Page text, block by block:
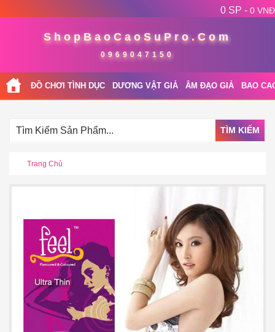
0 SP - 0 VNĐ
ShopBaoCaoSuPro.Com
0969047150
ĐỒ CHƠI TÌNH DỤC DƯƠNG VẬT GIẢ ÂM ĐẠO GIẢ BAO
TÌM KIẾM
Trang Chủ